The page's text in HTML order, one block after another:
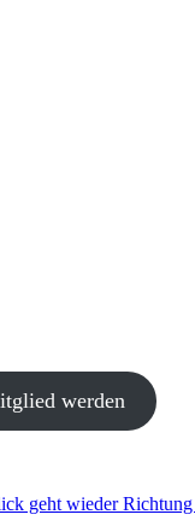
werden
geht wieder